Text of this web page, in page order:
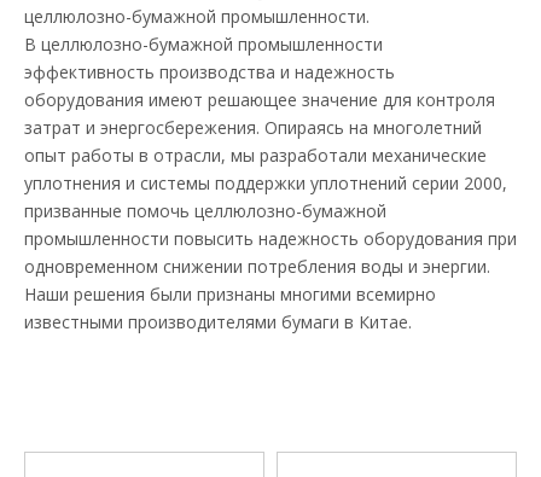
целлюлозно-бумажной промышленности.
В целлюлозно-бумажной промышленности
эффективность производства и надежность
оборудования имеют решающее значение для контроля
затрат и энергосбережения. Опираясь на многолетний
опыт работы в отрасли, мы разработали механические
уплотнения и системы поддержки уплотнений серии 2000,
призванные помочь целлюлозно-бумажной
промышленности повысить надежность оборудования при
одновременном снижении потребления воды и энергии.
Наши решения были признаны многими всемирно
известными производителями бумаги в Китае.